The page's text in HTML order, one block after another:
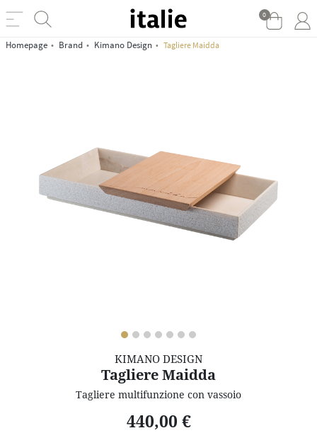
0
Homepage Brand Kimano Design Tagliere Maidda
KIMANO DESIGN
Tagliere Maidda
Tagliere multifunzione con vassoio
440,00 €